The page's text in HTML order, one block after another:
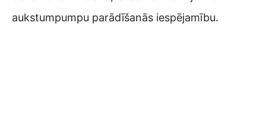
aukstumpumpu parādīšanās iespējamību.